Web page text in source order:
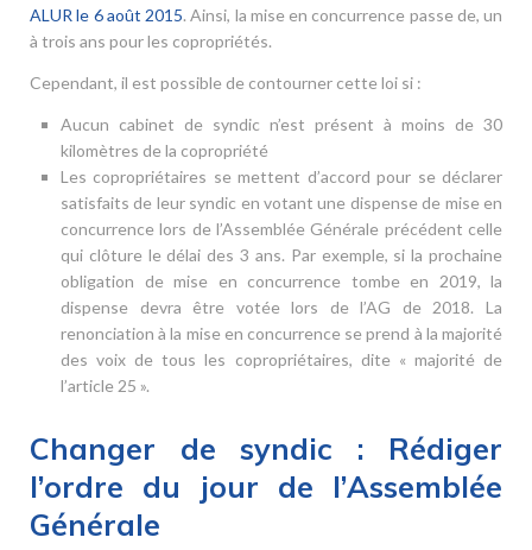
ALUR le 6 août 2015. Ainsi, la mise en concurrence passe de, un
à trois ans pour les copropriétés.
Cependant, il est possible de contourner cette loi si :
Aucun cabinet de syndic n’est présent à moins de 30
kilomètres de la copropriété
Les copropriétaires se mettent d’accord pour se déclarer
satisfaits de leur syndic en votant une dispense de mise en
concurrence lors de l’Assemblée Générale précédent celle
qui clôture le délai des 3 ans. Par exemple, si la prochaine
obligation de mise en concurrence tombe en 2019, la
dispense devra être votée lors de l’AG de 2018. La
renonciation à la mise en concurrence se prend à la majorité
des voix de tous les copropriétaires, dite « majorité de
l’article 25 ».
Changer de syndic : Rédiger
l’ordre du jour de l’Assemblée
Générale